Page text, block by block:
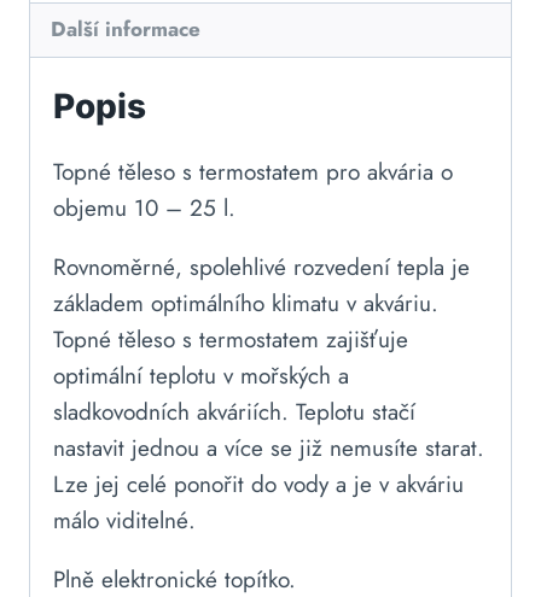
Další informace
Popis
Topné těleso s termostatem pro akvária o
objemu 10 – 25 l.
Rovnoměrné, spolehlivé rozvedení tepla je
základem optimálního klimatu v akváriu.
Topné těleso s termostatem zajišťuje
optimální teplotu v mořských a
sladkovodních akváriích. Teplotu stačí
nastavit jednou a více se již nemusíte starat.
Lze jej celé ponořit do vody a je v akváriu
málo viditelné.
Plně elektronické topítko.